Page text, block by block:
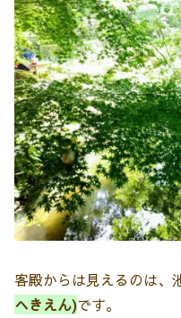
客殿からは見えるのは、
へきえん)です。